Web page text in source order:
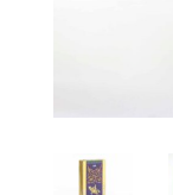
Cioccolato della